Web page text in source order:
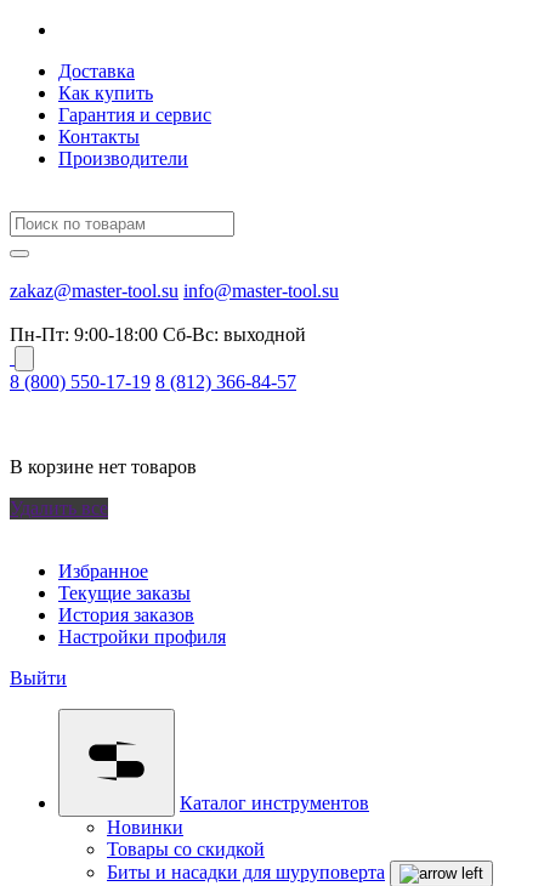
Доставка
Как купить
Гарантия и сервис
Контакты
Производители
zakaz@master-tool.su info@master-tool.su
Пн-Пт: 9:00-18:00 Cб-Вс: выходной
8 (800) 550-17-19 8 (812) 366-84-57
В корзине нет товаров
Удалить все
Избранное
Текущие заказы
История заказов
Настройки профиля
Выйти
Каталог инструментов
Новинки
Товары со скидкой
Биты и насадки для шуруповерта